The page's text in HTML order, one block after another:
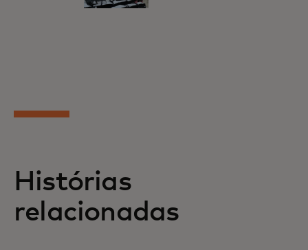
Histórias
relacionadas